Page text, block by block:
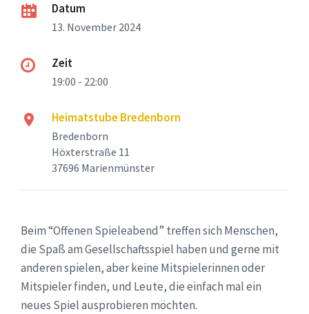
Datum
13. November 2024
Zeit
19:00 - 22:00
Heimatstube Bredenborn
Bredenborn
Höxterstraße 11
37696 Marienmünster
Beim “Offenen Spieleabend” treffen sich Menschen,
die Spaß am Gesellschaftsspiel haben und gerne mit
anderen spielen, aber keine Mitspielerinnen oder
Mitspieler finden, und Leute, die einfach mal ein
neues Spiel ausprobieren möchten.